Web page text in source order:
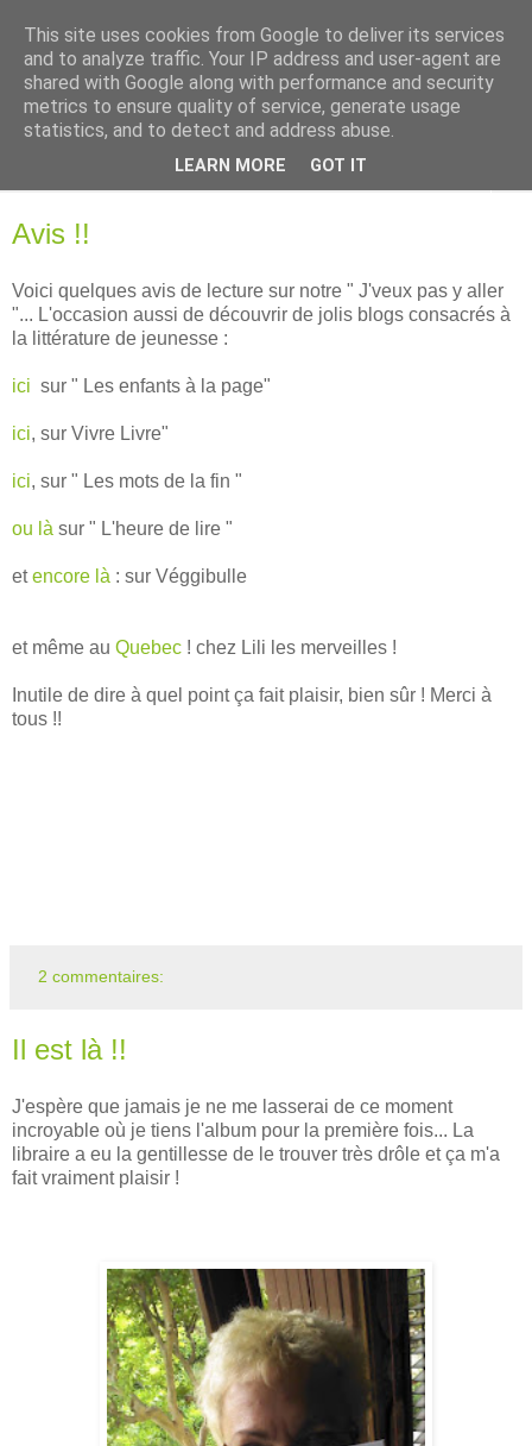
Ghislaine Roman
Autrice pour futurs et jeunes lecteurs
Avis !!
Voici quelques avis de lecture sur notre " J'veux pas y aller
"... L'occasion aussi de découvrir de jolis blogs consacrés à
la littérature de jeunesse :
ici sur " Les enfants à la page"
ici, sur Vivre Livre"
ici, sur " Les mots de la fin "
ou là sur " L'heure de lire "
etencore là : sur Véggibulle
et même au Quebec ! chez Lili les merveilles !
Inutile de dire à quel point ça fait plaisir, bien sûr ! Merci à
tous !!
2 commentaires:
Il est là !!
J'espère que jamais je ne me lasserai de ce moment
incroyable où je tiens l'album pour la première fois... La
libraire a eu la gentillesse de le trouver très drôle et ça m'a
fait vraiment plaisir !
This site uses cookies from Google to deliver its services
and to analyze traffic. Your IP address and user-agent are
shared with Google along with performance and security
metrics to ensure quality of service, generate usage
statistics, and to detect and address abuse.
LEARN MORE GOT IT